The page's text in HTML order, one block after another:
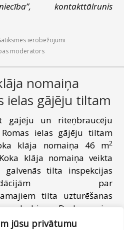
jūsu privātumu
kontakttālrunis
ierobežojumi
moderators
nomaiņa
ielas gājēju tiltam
gājēju un riteņbraucēju
ielas gājēju tiltam
klāja nomaiņa 46 m2
klāja nomaiņa veikta
galvenās tilta inspekcijas
par
tilta uzturēšanas
darbiem. Darbus veica